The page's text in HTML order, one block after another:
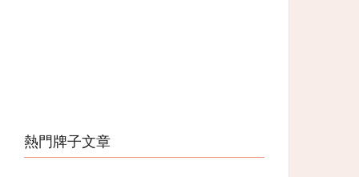
熱門牌子文章